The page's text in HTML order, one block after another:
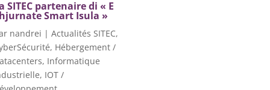
SITEC partenaire di « E
Smart Isula »
nandrei | Actualités SITEC,
, Hébergement /
, Informatique
, IOT /